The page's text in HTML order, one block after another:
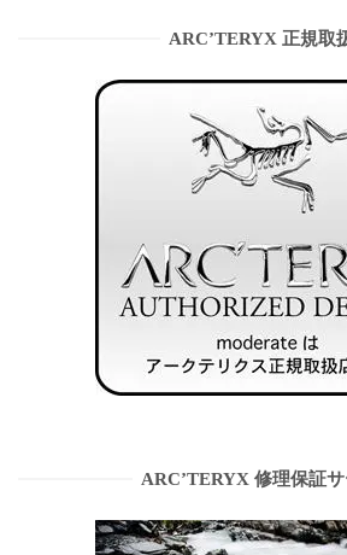
ARC’TERYX 正規取
ARC’TERYX 修理保証